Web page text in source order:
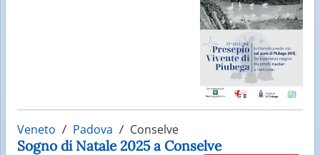
Veneto Padova Conselve
Sogno di Natale 2025 a Conselve